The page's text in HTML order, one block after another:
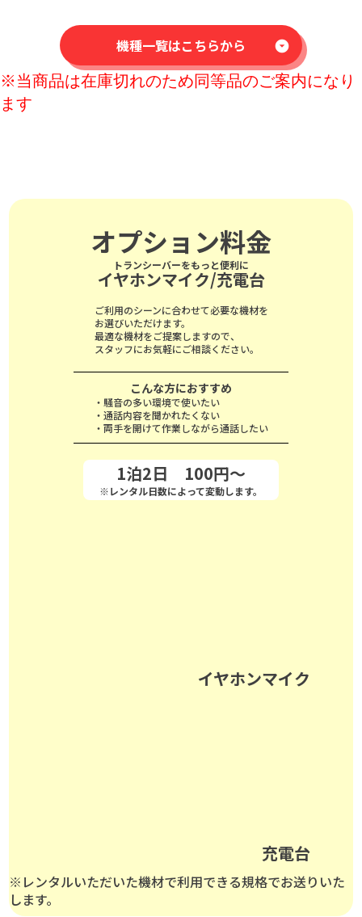
機種一覧はこちらから arrow_drop_down_circle
※当商品は在庫切れのため同等品のご案内になり
ます
オプション料金
イヤホンマイク
充電台
トランシーバーをもっと便利に
イヤホンマイク/充電台
ご利用のシーンに合わせて必要な機材を
お選びいただけます。
最適な機材をご提案しますので、
スタッフにお気軽にご相談ください。
こんな方におすすめ
・騒音の多い環境で使いたい
・通話内容を聞かれたくない
・両手を開けて作業しながら通話したい
1泊2日 100円～
※レンタル日数によって変動します。
※レンタルいただいた機材で利用できる規格でお送りいた
します。